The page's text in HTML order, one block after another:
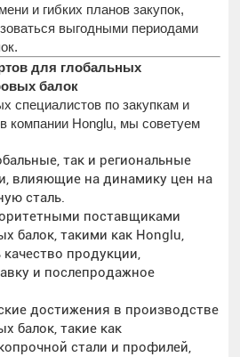
и гибких планов закупок,
выгодными периодами
для глобальных
балок
специалистов по закупкам и
компании Honglu, мы советуем
так и региональные
влияющие на динамику цен на
сталь.
поставщиками
балок, такими как Honglu,
продукции,
и послепродажное
достижения в производстве
балок, такие как
стали и профилей,